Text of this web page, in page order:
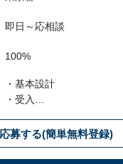
即日～応相談
100%
・基本設計
・受入
・移行設計
応募する(簡単無料登録)